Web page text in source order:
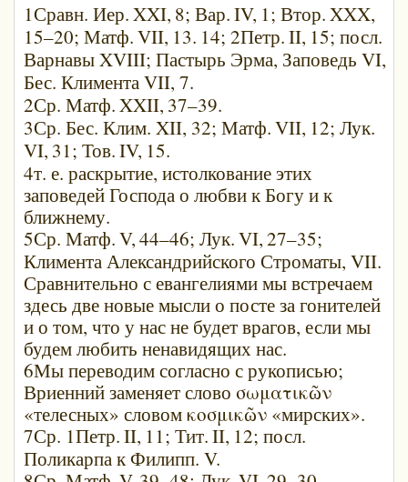
1Сравн. Иер.XXI, 8; Вар.IV, 1; Втор.XXX,
15–20; Матф.VII, 13. 14; 2Петр.II, 15; посл.
Варнавы XVIII; Пастырь Эрма, Заповедь VI,
Бес. Климента VII, 7.
2Ср. Матф.XXII, 37–39.
3Ср. Бес. Клим. XII, 32; Матф.VII, 12; Лук.
VI, 31; Тов.IV, 15.
4т. е. раскрытие, истолкование этих
заповедей Господа о любви к Богу и к
ближнему.
5Ср. Матф.V,44–46; Лук.VI,27–35;
Климента Александрийского Строматы, VII.
Сравнительно с евангелиями мы встречаем
здесь две новые мысли о посте за гонителей
и о том, что у нас не будет врагов, если мы
будем любить ненавидящих нас.
6Мы переводим согласно с рукописью;
Вриенний заменяет слово σωματικῶν
«телесных» словом κοσμικῶν «мирских».
7Ср. 1Петр.II, 11; Тит.II, 12; посл.
Поликарпа к Филипп. V.